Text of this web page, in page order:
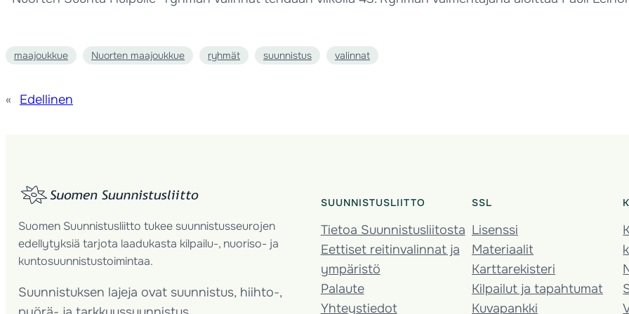
maajoukkue Nuorten maajoukkue ryhmät suunnistus valinnat
« Edellinen
Suomen Suunnistusliitto tukee suunnistusseurojen
edellytyksiä tarjota laadukasta kilpailu-, nuoriso- ja
kuntosuunnistustoimintaa.
Suunnistuksen lajeja ovat suunnistus, hiihto-,
SUUNNISTUSLIITTO
Tietoa Suunnistusliitosta
Eettiset reitinvalinnat ja
ympäristö
Palaute
Yhteystiedot
SSL
Lisenssi
Materiaalit
Karttarekisteri
Kilpailut ja tapahtumat
Kuvapankki